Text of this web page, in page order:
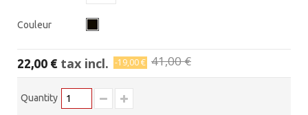
Couleur
22,00 € tax incl. -19,00 € 41,00 €
Quantity